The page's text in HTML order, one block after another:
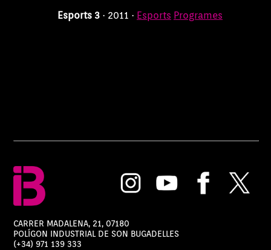
Esports 3 - En Joc: Final Mundial:
Esports 3
56 min
56 min
Esports 3
Esports 3 · 2011 · Esports Programes
CARRER MADALENA, 21, 07180
POLÍGON INDUSTRIAL DE SON BUGADELLES
(+34) 971 139 333